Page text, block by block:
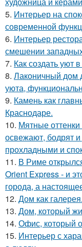
5. Интерьер на
современной
6. Интерьер
смешении
7. Как создать уют
8. Лаконичный дом
уюта,
9. Камень как
Краснодаре.
10. Мятные
освежают, бодрят
прохладными и
11. В Риме
Orient Express - и
города, а
12. Дом как галерея.
13. Дом, который
14. Офис, который
15. Интерьер с